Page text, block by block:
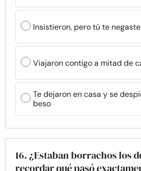
Insistieron, pero tú te
Viajaron contigo a mitad de
Te dejaron en casa y se
beso
16. ¿Estaban borrachos los
recordar qué pasó